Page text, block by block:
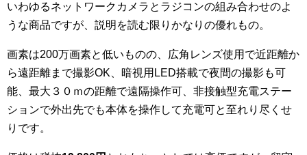
いわゆるネットワークカメラとラジコンの組み合わせのよ
うな商品ですが、説明を読む限りかなりの優れもの。
画素は200万画素と低いものの、広角レンズ使用で近距離か
ら遠距離まで撮影OK、暗視用LED搭載で夜間の撮影も可
能、最大３０ｍの距離で遠隔操作可、非接触型充電ステー
ションで外出先でも本体を操作して充電可と至れり尽くせ
りです。